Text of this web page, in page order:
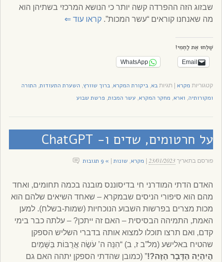
שבזוג הזה ההפרדה קשה יותר כי הנושא המרכזי בשתיהן הוא
מה שאנחנו קוראים “עשר המכות”.קראו עוד⇐
שַׁלְּחוּ אֶת לַחְמִי!
Email
WhatsApp
קטגוריות מקרא |תגיותבא,ביקורת המקרא,ברוך שוורץ, השערת התעודות, התורה
ומקורותיה, וארא, מחקר המקרא, עשר המכות, פרשת שבוע
על חרטומים, שדים ו- ChatGPT
פורסם בתאריך23/01/2023 מקרא, שונות » 9 תגובות
האדם הדתי המודרני חי בדיסוננס מובנה בכמה תחומים, ואחד
מהם הוא סיפורי הניסים שבמקרא – שאחד השיאים שלהם הוא
מכות מצרים בפרשות השבוע הנוכחיות (שמות-בשלח). למען
האמת, התמיהה הבסיסית – האם זה ייתכן? – עלתה כבר בימי
קדם, ואם תרצו תוכלו למצוא אותה בדברי השליש הספקן
שהטיח באלישע (מל”ב ז, ב) “הִנֵּה ה’ עֹשֶׂה אֲרֻבּוֹת בַּשָּׁמַיִם
הֲיִהְיֶה הַדָּבָר הַזֶּה?!” (כמובן שהדתי הספקן יתהה האם גם